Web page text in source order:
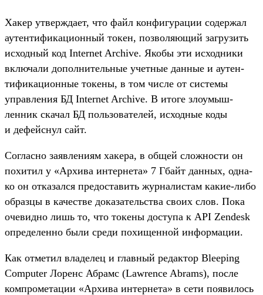
Ха­кер утвер­жда­ет, что файл кон­фигура­ции содер­жал
аутен­тифика­цион­ный токен, поз­воля­ющий заг­рузить
исходный код Internet Archive. Яко­бы эти исходни­ки
вклю­чали допол­нитель­ные учет­ные дан­ные и аутен­
тифика­цион­ные токены, в том чис­ле от сис­темы
управле­ния БД Internet Archive. В ито­ге зло­умыш­
ленник ска­чал БД поль­зовате­лей, исходные коды
и дефей­снул сайт.
Сог­ласно заяв­лени­ям хакера, в общей слож­ности он
похитил у «Архи­ва интерне­та» 7 Гбайт дан­ных, одна­
ко он отка­зал­ся пре­дос­тавить жур­налис­там какие‑либо
образцы в качес­тве доказа­тель­ства сво­их слов. Пока
оче­вид­но лишь то, что токены дос­тупа к API Zendesk
опре­делен­но были сре­ди похищен­ной информа­ции.
Как отме­тил вла­делец и глав­ный редак­тор Bleeping
Computer Лоренс Абрамс (Lawrence Abrams), пос­ле
ком­про­мета­ции «Архи­ва интерне­та» в сети появи­лось